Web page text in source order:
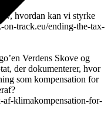
hvordan kan vi styrke
on-track.eu/ending-the-tax-
Verdens Skove og
der dokumenterer, hvor
som kompensation for
af-klimakompensation-for-